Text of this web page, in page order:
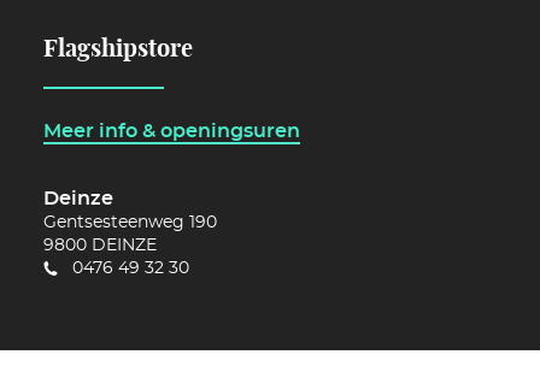
Flagshipstore
Meer info & openingsuren
Deinze
Gentsesteenweg 190
9800 DEINZE
0476 49 32 30